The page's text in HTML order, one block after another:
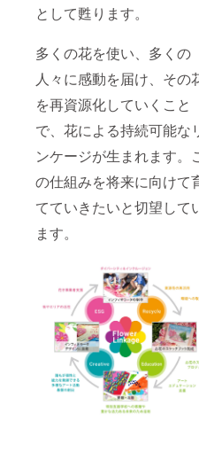
として甦ります。
多くの花を使い、多くの
人々に感動を届け、その
を再資源化していくこと
で、花による持続可能な
ンケージが生まれます。
の仕組みを将来に向けて
てていきたいと切望して
ます。